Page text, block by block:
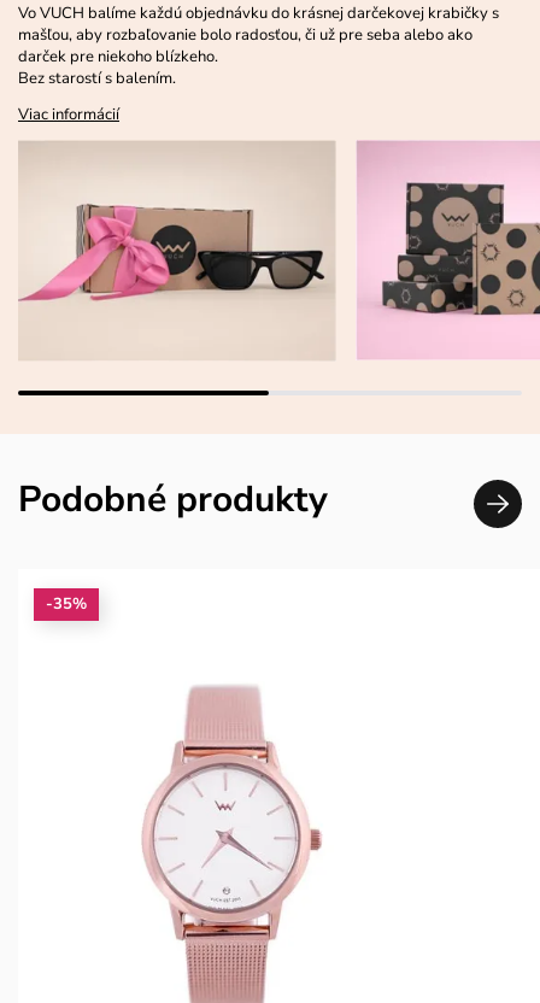
Vo VUCH balíme každú objednávku do krásnej darčekovej krabičky s
mašľou, aby rozbaľovanie bolo radosťou, či už pre seba alebo ako
darček pre niekoho blízkeho.
Bez starostí s balením.
Viac informácií
Podobné produkty
-35%